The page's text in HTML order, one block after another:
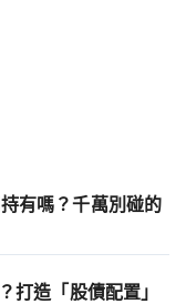
有嗎？千萬別碰的
打造「股債配置」